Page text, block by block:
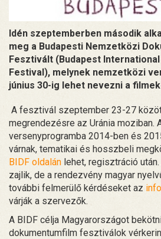
Idén szeptemberben második
meg a Budapesti Nemzetközi
Fesztivált (Budapest
Festival), melynek nemzetközi
június 30-ig lehet nevezni a
A fesztivál szeptember 23-27
megrendezésre az Uránia moziban.
versenyprogramba 2014-ben és
várnak, tematikai és hosszbeli
BIDF oldalán lehet, regisztráció
zajlik, de a rendezvény magyar
további felmerülő kérdéseket az
várják a szervezők.
A BIDF célja Magyarországot
dokumentumfilm fesztiválok